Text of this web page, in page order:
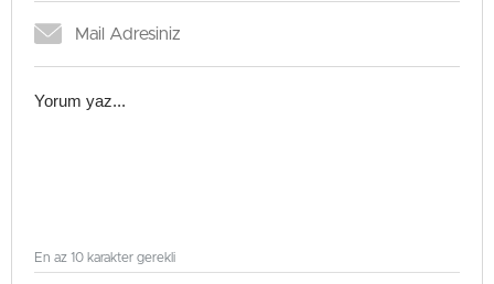
En az 10 karakter gerekli